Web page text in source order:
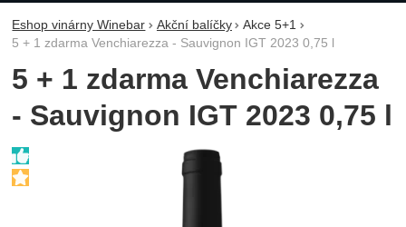
Eshop vinárny Winebar Akční balíčky
Akce 5+1
5 + 1 zdarma Venchiarezza - Sauvignon IGT 2023 0,75 l
5 + 1 zdarma Venchiarezza
- Sauvignon IGT 2023 0,75 l
Fotografie